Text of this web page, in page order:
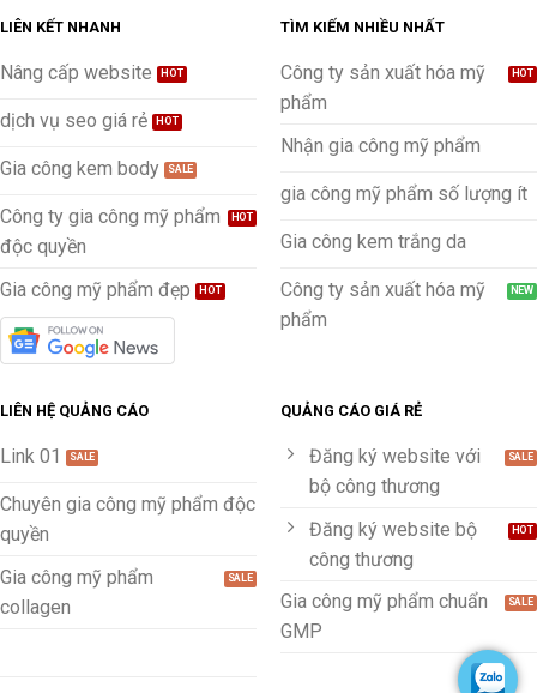
LIÊN KẾT NHANH
Nâng cấp website
dịch vụ seo giá rẻ
Gia công kem body
Công ty gia công mỹ phẩm
độc quyền
Gia công mỹ phẩm đẹp
TÌM KIẾM NHIỀU NHẤT
Công ty sản xuất hóa mỹ
phẩm
Nhận gia công mỹ phẩm
gia công mỹ phẩm số lượng ít
Gia công kem trắng da
Công ty sản xuất hóa mỹ
phẩm
LIÊN HỆ QUẢNG CÁO
Link 01
Chuyên gia công mỹ phẩm độc
quyền
Gia công mỹ phẩm
collagen
QUẢNG CÁO GIÁ RẺ
Đăng ký website với
bộ công thương
Đăng ký website bộ
công thương
Gia công mỹ phẩm chuẩn
GMP